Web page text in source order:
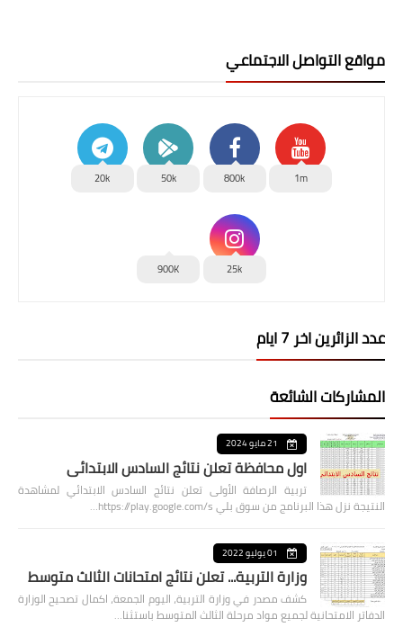
مواقع التواصل الاجتماعي
1m
800k
50k
20k
25k
900K
عدد الزائرين اخر 7 ايام
المشاركات الشائعة
21 مايو 2024
اول محافظة تعلن نتائج السادس الابتدائي
تربية الرصافة الأولى تعلن نتائج السادس الابتدائي لمشاهدة
النتيجة نزل هذا البرنامج من سوق بلي https://play.google.com/s…
01 يوليو 2022
وزارة التربية... تعلن نتائج امتحانات الثالث متوسط
كشف مصدر في وزارة التربية، اليوم الجمعة، اكمال تصحيح الوزارة
الدفاتر الامتحانية لجميع مواد مرحلة الثالث المتوسط باستثنا…